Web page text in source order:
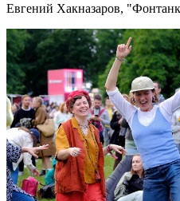
Евгений Хакназаров,